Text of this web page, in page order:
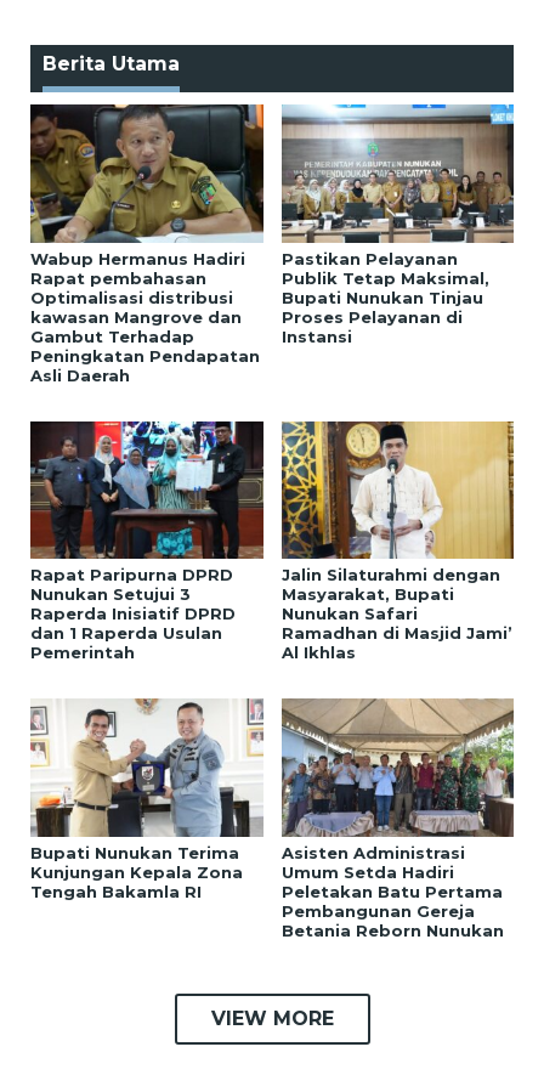
Berita Utama
Wabup Hermanus Hadiri
Rapat pembahasan
Optimalisasi distribusi
kawasan Mangrove dan
Gambut Terhadap
Peningkatan Pendapatan
Asli Daerah
Pastikan Pelayanan
Publik Tetap Maksimal,
Bupati Nunukan Tinjau
Proses Pelayanan di
Instansi
Rapat Paripurna DPRD
Nunukan Setujui 3
Raperda Inisiatif DPRD
dan 1 Raperda Usulan
Pemerintah
Jalin Silaturahmi dengan
Masyarakat, Bupati
Nunukan Safari
Ramadhan di Masjid Jami’
Al Ikhlas
Bupati Nunukan Terima
Kunjungan Kepala Zona
Tengah Bakamla RI
Asisten Administrasi
Umum Setda Hadiri
Peletakan Batu Pertama
Pembangunan Gereja
Betania Reborn Nunukan
VIEW MORE